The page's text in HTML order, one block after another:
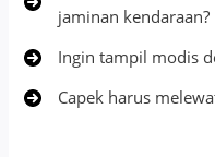
jaminan kendaraan?
Ingin tampil modis
Capek harus